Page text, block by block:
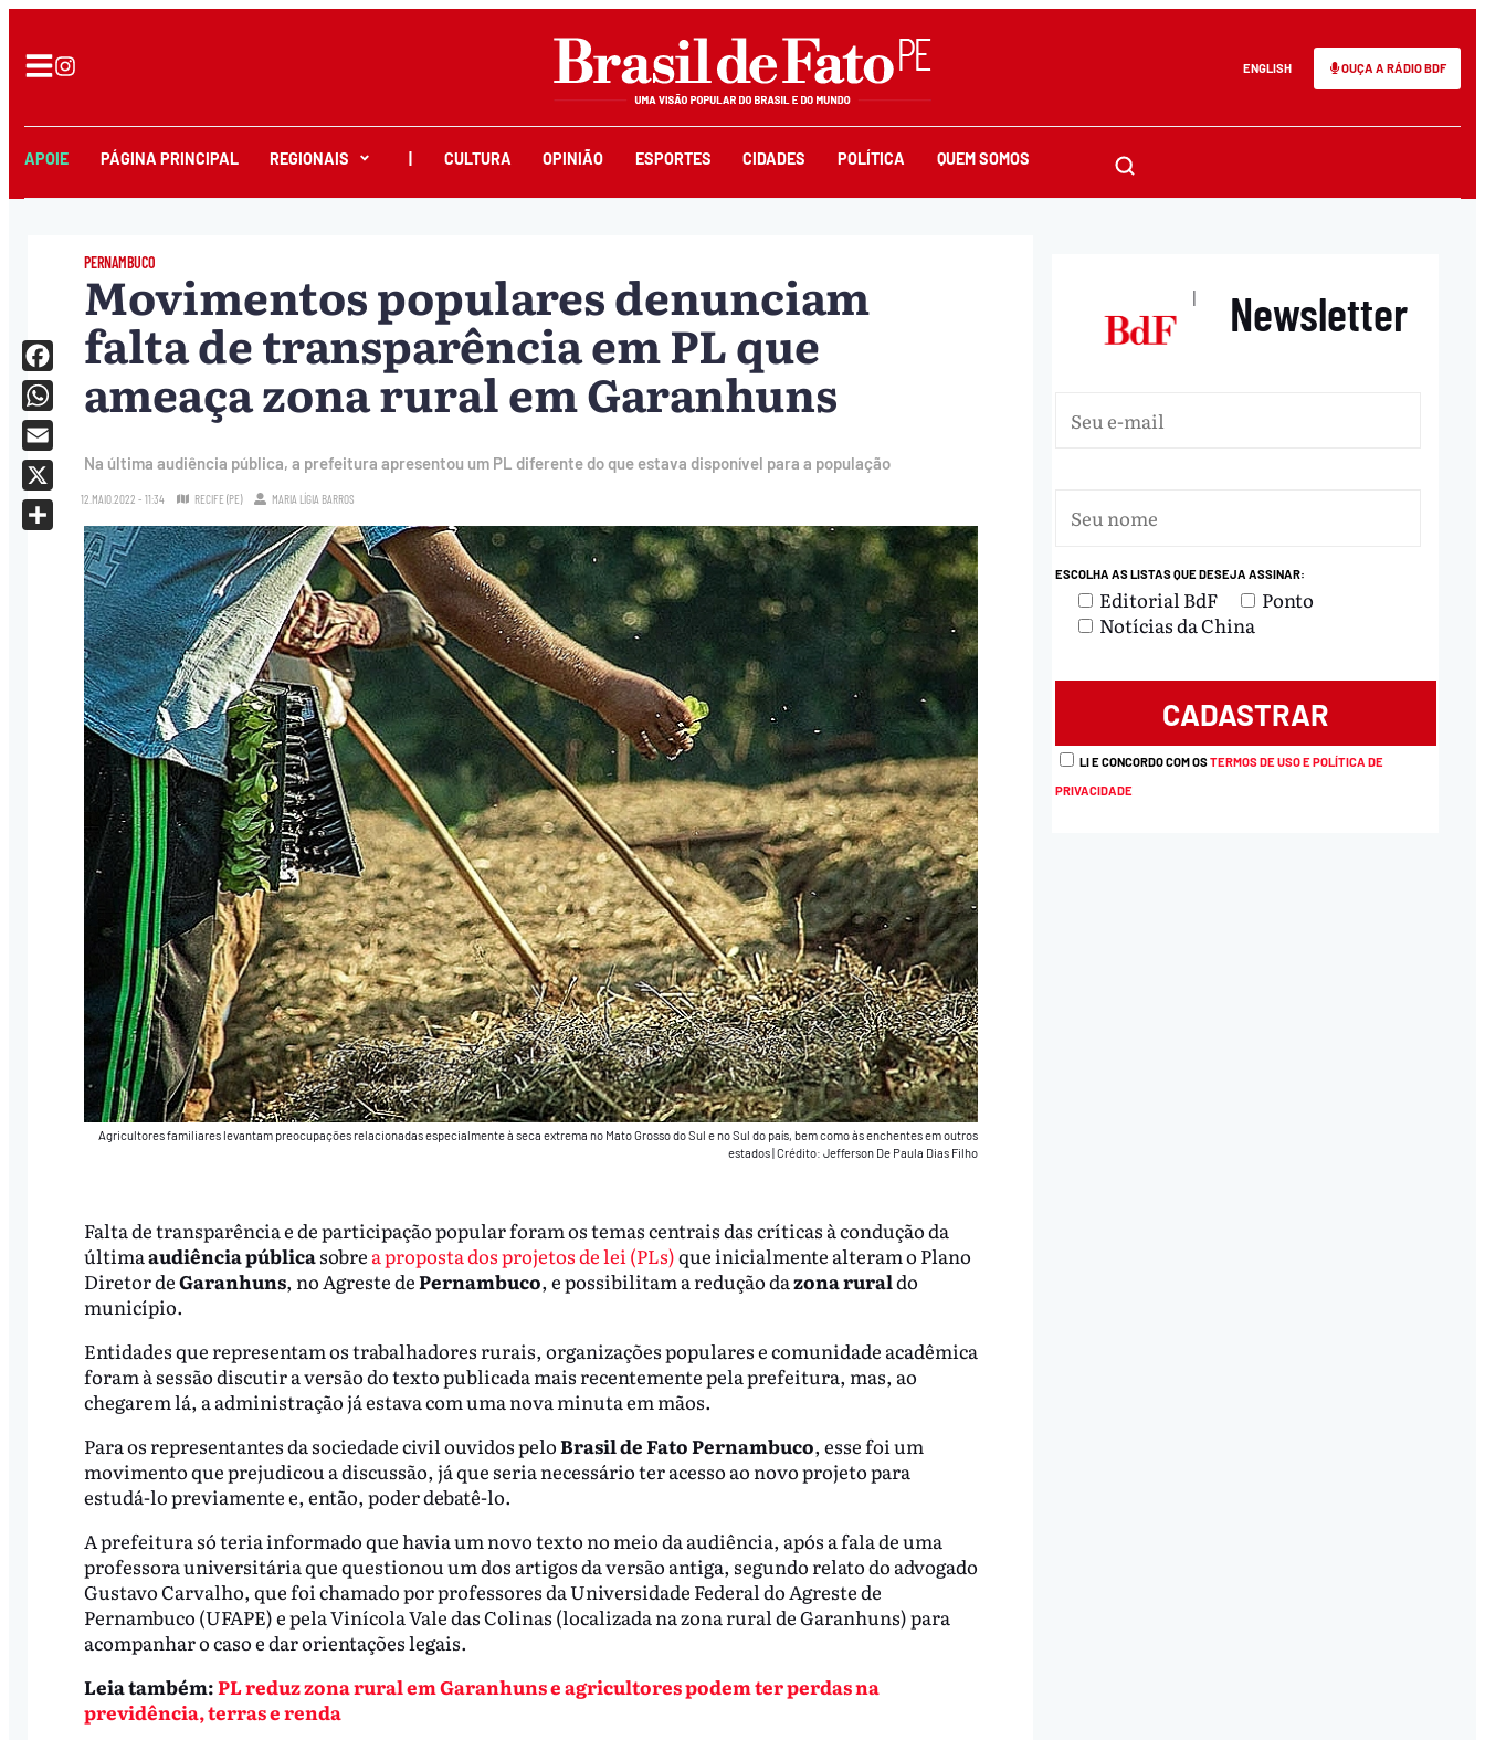
ENGLISH OUÇA A RÁDIO BDF
APOIE PÁGINA PRINCIPAL REGIONAIS CULTURA OPINIÃO ESPORTES CIDADES POLÍTICA QUEM SOMOS
PERNAMBUCO
Movimentos populares denunciam
falta de transparência em PL que
ameaça zona rural em Garanhuns
Na última audiência pública, a prefeitura apresentou um PL diferente do que estava disponível para a população
12.MAIO.2022 - 11:34 RECIFE (PE) MARIA LÍGIA BARROS
Agricultores familiares levantam preocupações relacionadas especialmente à seca extrema no Mato Grosso do Sul e no Sul do país, bem como às enchentes em outros
estados|Crédito: Jefferson De Paula Dias Filho
Falta de transparência e de participação popular foram os temas centrais das críticas à condução da
últimaaudiência públicasobre a proposta dos projetos de lei (PLs)que inicialmente alteram o Plano
Diretor deGaranhuns, no Agreste dePernambuco, e possibilitam a redução dazona ruraldo
município.
Entidades que representam os trabalhadores rurais, organizações populares e comunidade acadêmica
foram à sessão discutir a versão do texto publicada mais recentemente pela prefeitura, mas, ao
chegarem lá, a administração já estava com uma nova minuta em mãos.
Para os representantes da sociedade civil ouvidos peloBrasil de Fato Pernambuco, esse foi um
movimento que prejudicou a discussão, já que seria necessário ter acesso ao novo projeto para
estudá-lo previamente e, então, poder debatê-lo.
A prefeitura só teria informado que havia um novo texto no meio da audiência, após a fala de uma
professora universitária que questionou um dos artigos da versão antiga, segundo relato do advogado
Gustavo Carvalho, que foi chamado por professores da Universidade Federal do Agreste de
Pernambuco (UFAPE) e pela Vinícola Vale das Colinas (localizada na zona rural de Garanhuns) para
acompanhar o caso e dar orientações legais.
Leia também:PL reduz zona rural em Garanhuns e agricultores podem ter perdas na
previdência, terras e renda
Facebook
WhatsApp
Email
X
| Newsletter
ESCOLHA AS LISTAS QUE DESEJA ASSINAR:
Editorial BdF
Ponto
Notícias da China
LI E CONCORDO COM OSTERMOS DE USO E POLÍTICA DE
PRIVACIDADE